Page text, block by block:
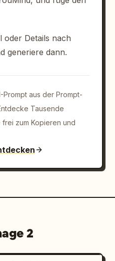
und
und
unten-
oder Details nach
generiere dann.
Prompt aus der Prompt-
Tausende
zum Kopieren und
2